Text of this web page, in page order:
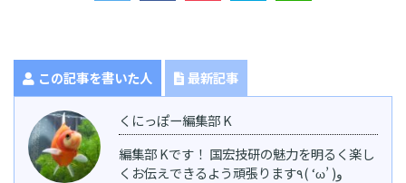
この記事を書いた人 最新記事
くにっぽー編集部 K
編集部 Kです！ 国宏技研の魅力を明るく楽し
くお伝えできるよう頑張ります٩( ‘ω’ )و